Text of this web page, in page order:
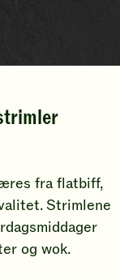
fra flatbiff,
Strimlene
og wok.